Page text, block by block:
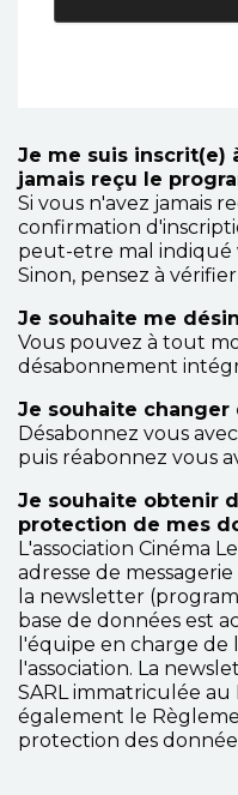
Je me suis inscrit(e)
jamais reçu le
Si vous n'avez jamais
confirmation
peut-etre mal indiqué
Sinon, pensez à
Je souhaite me
Vous pouvez à tout
désabonnement
Je souhaite changer
Désabonnez vous
puis réabonnez vous
Je souhaite obtenir
protection de mes
L'association Cinéma
adresse de
la newsletter
base de données est
l'équipe en charge
l'association. La
SARL immatriculée au
également le
protection des